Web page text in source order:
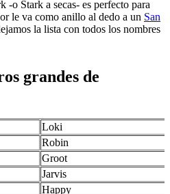
-o Stark a secas- es perfecto para
le va como anillo al dedo a un San
la lista con todos los nombres
grandes de
Loki
Robin
Groot
Jarvis
Happy